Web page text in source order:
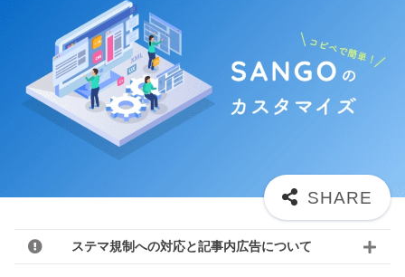
ステマ規制への対応と記事内広告について